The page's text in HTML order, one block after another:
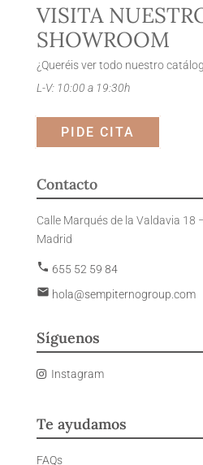
VISITA
SHOWROOM
¿Queréis ver todo nuestro
L-V: 10:00 a 19:30h
PIDE CITA
Contacto
Calle Marqués de la Valdavia 18
Madrid
phone 655 52 59 84
email hola@sempiternogroup.com
Síguenos
Instagram
Te ayudamos
FAQs